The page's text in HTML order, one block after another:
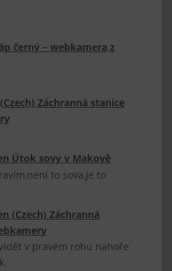
černý – webkamera z
(Czech) Záchranná stanice
Útok sovy v Makově
to sova,je to
(Czech) Záchranná
v pravém rohu nahoře